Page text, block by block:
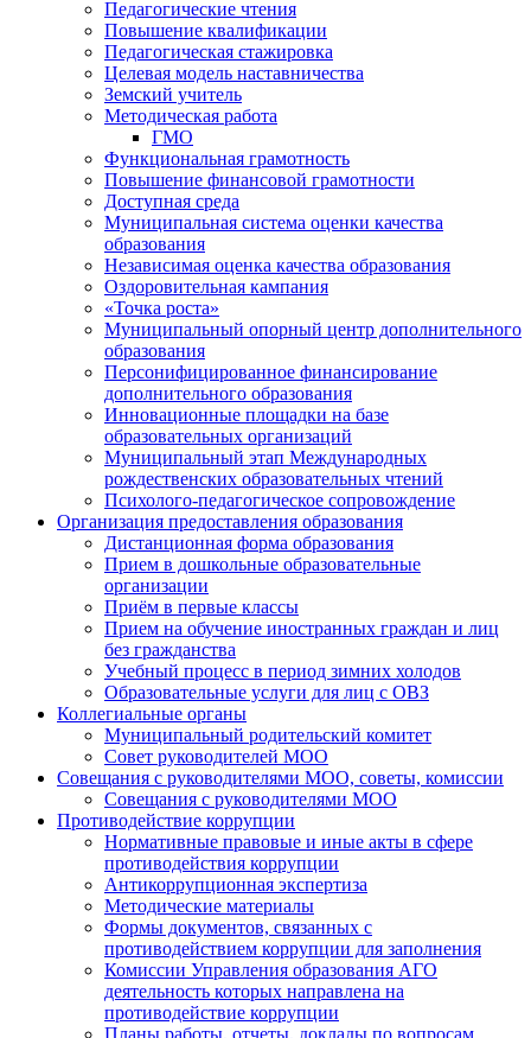
Педагогические чтения
Повышение квалификации
Педагогическая стажировка
Целевая модель наставничества
Земский учитель
Методическая работа
ГМО
Функциональная грамотность
Повышение финансовой грамотности
Доступная среда
Муниципальная система оценки качества
образования
Независимая оценка качества образования
Оздоровительная кампания
«Точка роста»
Муниципальный опорный центр дополнительного
образования
Персонифицированное финансирование
дополнительного образования
Инновационные площадки на базе
образовательных организаций
Муниципальный этап Международных
рождественских образовательных чтений
Психолого-педагогическое сопровождение
Организация предоставления образования
Дистанционная форма образования
Прием в дошкольные образовательные
организации
Приём в первые классы
Прием на обучение иностранных граждан и лиц
без гражданства
Учебный процесс в период зимних холодов
Образовательные услуги для лиц с ОВЗ
Коллегиальные органы
Муниципальный родительский комитет
Совет руководителей МОО
Совещания с руководителями МОО, советы, комиссии
Совещания с руководителями МОО
Противодействие коррупции
Нормативные правовые и иные акты в сфере
противодействия коррупции
Антикоррупционная экспертиза
Методические материалы
Формы документов, связанных с
противодействием коррупции для заполнения
Комиссии Управления образования АГО
деятельность которых направлена на
противодействие коррупции